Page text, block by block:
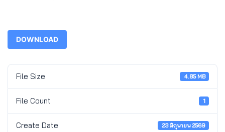
DOWNLOAD
File Size 4.85 MB
File Count 1
Create Date 23 มิถุนายน 2569